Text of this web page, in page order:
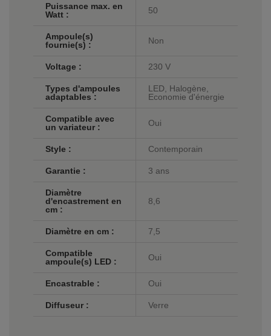
Puissance max. en
Watt :
50
Ampoule(s)
fournie(s) :
Non
Voltage : 230 V
Types d'ampoules
adaptables :
LED, Halogène,
Economie d'énergie
Compatible avec
un variateur :
Oui
Style : Contemporain
Garantie : 3 ans
Diamètre
d'encastrement en
cm :
8,6
Diamètre en cm : 7,5
Compatible
ampoule(s) LED :
Oui
Encastrable : Oui
Diffuseur : Verre